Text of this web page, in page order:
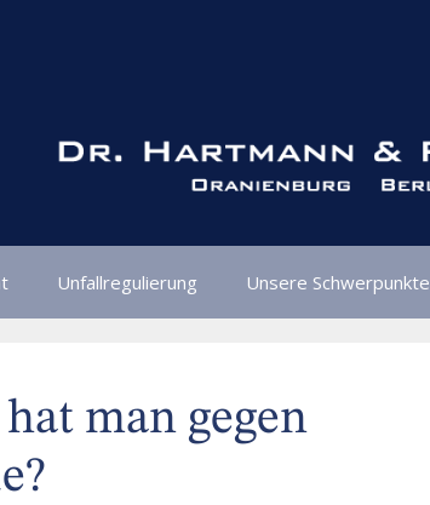
Unfallregulierung Unsere Schwerpunkte
man gegen